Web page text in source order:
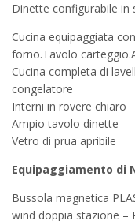
Dinette configurabile
Cucina equipaggiata
forno.Tavolo
Cucina completa di
congelatore
Interni in rovere chiaro
Ampio tavolo dinette
Vetro di prua apribile
Equipaggiamento di
Bussola magnetica
wind doppia stazione –